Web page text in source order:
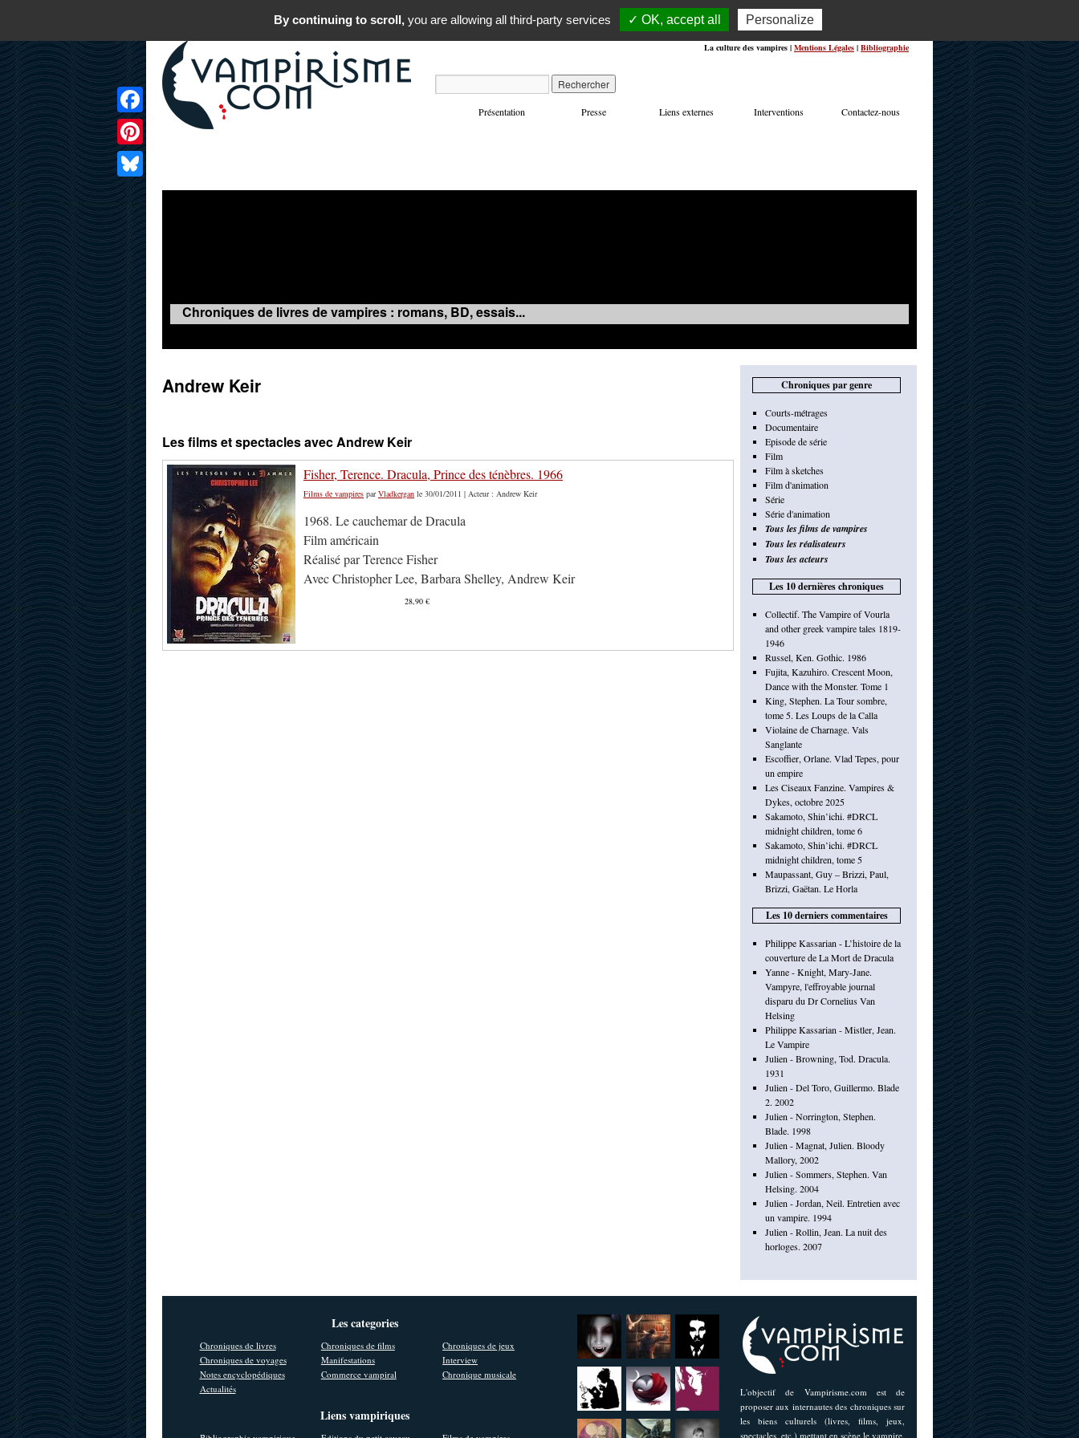
La culture des vampires | Mentions Légales | Bibliographie
Présentation Presse Liens externes Interventions Contactez-nous
Chroniques de livres de vampires : romans, BD, essais...
Andrew Keir
Les films et spectacles avec Andrew Keir
Fisher, Terence. Dracula, Prince des ténèbres. 1966
Films de vampires parVladkergan le 30/01/2011 | Acteur : Andrew Keir
1968. Le cauchemar de Dracula
Film américain
Réalisé par Terence Fisher
Avec Christopher Lee, Barbara Shelley, Andrew Keir
28,90 €
Facebook
Pinterest
Bluesky
Chroniques par genre
Courts-métrages
Documentaire
Episode de série
Film
Film à sketches
Film d'animation
Série
Série d'animation
Tous les films de vampires
Tous les réalisateurs
Tous les acteurs
Les 10 dernières chroniques
Collectif. The Vampire of Vourla
and other greek vampire tales 1819-
1946
Russel, Ken. Gothic. 1986
Fujita, Kazuhiro. Crescent Moon,
Dance with the Monster. Tome 1
King, Stephen. La Tour sombre,
tome 5. Les Loups de la Calla
Violaine de Charnage. Vals
Sanglante
Escoffier, Orlane. Vlad Tepes, pour
un empire
Les Ciseaux Fanzine. Vampires &
Dykes, octobre 2025
Sakamoto, Shin’ichi. #DRCL
midnight children, tome 6
Sakamoto, Shin’ichi. #DRCL
midnight children, tome 5
Maupassant, Guy – Brizzi, Paul,
Brizzi, Gaëtan. Le Horla
Les 10 derniers commentaires
Philippe Kassarian - L’histoire de la
couverture de La Mort de Dracula
Yanne - Knight, Mary-Jane.
Vampyre, l'effroyable journal
disparu du Dr Cornelius Van
Helsing
Philippe Kassarian - Mistler, Jean.
Le Vampire
Julien - Browning, Tod. Dracula.
1931
Julien - Del Toro, Guillermo. Blade
2. 2002
Julien - Norrington, Stephen.
Blade. 1998
Julien - Magnat, Julien. Bloody
Mallory, 2002
Julien - Sommers, Stephen. Van
Helsing. 2004
Julien - Jordan, Neil. Entretien avec
un vampire. 1994
Julien - Rollin, Jean. La nuit des
horloges. 2007
L'objectif de Vampirisme.com est de
proposer aux internautes des chroniques sur
les biens culturels (livres, films, jeux,
spectacles, etc.) mettant en scène le vampire,
Les categories
Chroniques de livres Chroniques de films
Chroniques de jeux
Chroniques de voyages
Manifestations
Interview
Notes encyclopédiques
Commerce vampiral
Chronique musicale
Actualités
Liens vampiriques
By continuing to scroll,you are allowing all third-party services ✓ OK, accept all Personalize